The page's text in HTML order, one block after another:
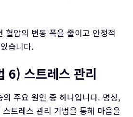
혈압의 변동 폭을 줄이고 안정적
습니다.
6) 스트레스 관리
의 주요 원인 중 하나입니다. 명상,
트레스 관리 기법을 통해 마음을